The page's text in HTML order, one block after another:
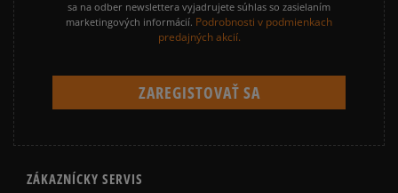
sa na odber newslettera vyjadrujete súhlas so zasielaním
marketingových informácií. Podrobnosti v podmienkach
predajných akcií.
ZÁKAZNÍCKY SERVIS